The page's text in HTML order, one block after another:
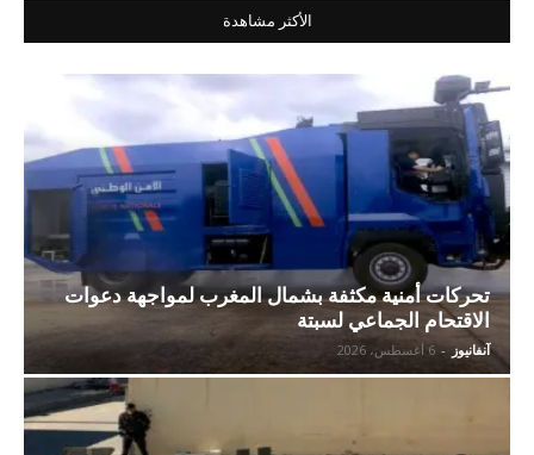
الأكثر مشاهدة
تحركات أمنية مكثفة بشمال المغرب لمواجهة دعوات
الاقتحام الجماعي لسبتة
آنفانيوز - 6 أغسطس، 2026